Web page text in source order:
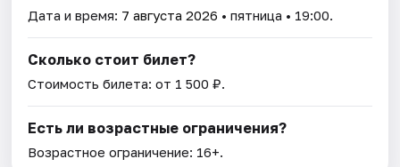
Дата и время: 7 августа 2026 • пятница • 19:00.
Сколько стоит билет?
Стоимость билета: от 1 500 ₽.
Есть ли возрастные ограничения?
Возрастное ограничение: 16+.